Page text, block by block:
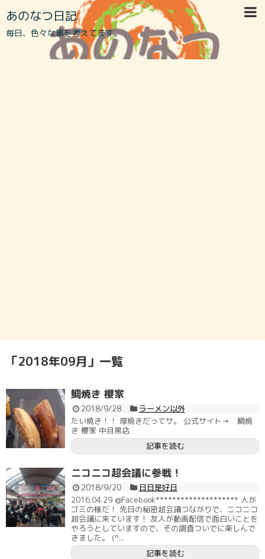
あのなつ日記
毎日、色々な事を考えてます。
「2018年09月 」 一覧
鯛焼き 櫻家
2018/9/28
ラーメン以外
たい焼き！！ 厚焼きだってサ。 公式サイト→ 鯛焼
き 櫻家 中目黒店
記事を読む
ニコニコ超会議に参戦！
2018/9/20
日日是好日
2016.04.29 @Facebook******************** 人が
ゴミの様だ！ 先日の秘密超会議つながりで、ニコニコ
超会議に来ています！ 友人が動画配信で面白いことを
やろうとしていますので、その調査ついでに楽しんで
きました。 (^...
記事を読む